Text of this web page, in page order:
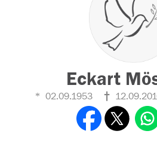
Eckart
02.09.1953